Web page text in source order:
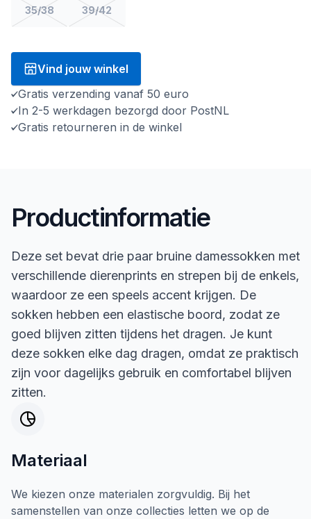
35/38 39/42
Vind jouw winkel
Gratis verzending vanaf 50 euro
In 2-5 werkdagen bezorgd door PostNL
Gratis retourneren in de winkel
Productinformatie
Deze set bevat drie paar bruine damessokken met
verschillende dierenprints en strepen bij de enkels,
waardoor ze een speels accent krijgen. De
sokken hebben een elastische boord, zodat ze
goed blijven zitten tijdens het dragen. Je kunt
deze sokken elke dag dragen, omdat ze praktisch
zijn voor dagelijks gebruik en comfortabel blijven
zitten.
Materiaal
We kiezen onze materialen zorgvuldig. Bij het
samenstellen van onze collecties letten we op de